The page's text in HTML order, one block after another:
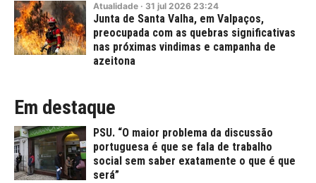
Atualidade · 31 jul 2026 23:24
Junta de Santa Valha, em Valpaços,
preocupada com as quebras significativas
nas próximas vindimas e campanha de
azeitona
Em destaque
PSU. “O maior problema da discussão
portuguesa é que se fala de trabalho
social sem saber exatamente o que é que
será”